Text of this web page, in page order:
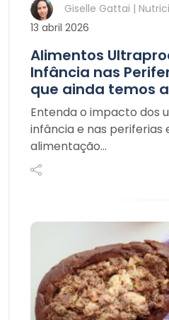
Giselle Gattai |
13 abril 2026
Alimentos
Infância nas
que ainda temos
Entenda o impacto dos
infância e nas periferias
alimentação…